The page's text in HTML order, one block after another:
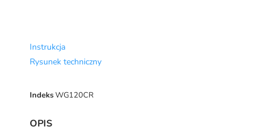
Instrukcja
Rysunek techniczny
IndeksWG120CR
OPIS